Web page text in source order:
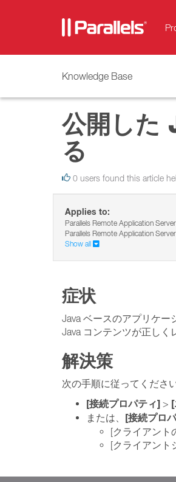
Knowledge Base
公開した
る
0 users found this article
Applies to:
Parallels Remote Application
Parallels Remote Application
Show all
症状
Java ベースのアプリケー
Java コンテンツが正しく
解決策
次の手順に従ってください
[接続プロパティ] >
または、 [接続プロ
[クライアント
[クライアント